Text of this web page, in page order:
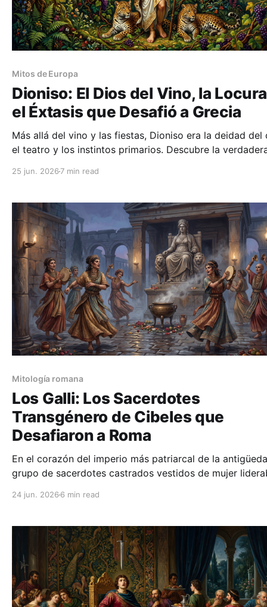
Mitos de Europa
Dioniso: El Dios del Vino, la
el Éxtasis que Desafió a Grecia
Más allá del vino y las fiestas, Dioniso era la deidad del
el teatro y los instintos primarios. Descubre la
sagrada.
25 jun. 2026 7 min read
Mitología romana
Los Galli: Los Sacerdotes
Transgénero de Cibeles que
Desafiaron a Roma
En el corazón del imperio más patriarcal de la
grupo de sacerdotes castrados vestidos de mujer
de los Galli y el sincretismo romano.
24 jun. 2026 6 min read